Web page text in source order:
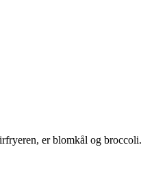
er blomkål og broccoli.